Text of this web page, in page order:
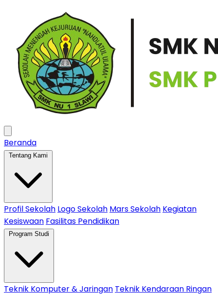
Beranda
Tentang Kami
Profil Sekolah Logo Sekolah Mars Sekolah Kegiatan
Kesiswaan Fasilitas Pendidikan
Program Studi
Teknik Komputer & Jaringan Teknik Kendaraan Ringan